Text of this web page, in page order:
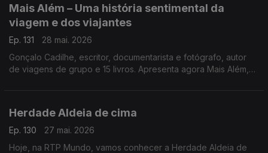
Mais Além – Uma história sentimental da
viagem e dos viajantes
Ep. 131
28 mai. 2026
Gonçalo Cadilhe, escritor, documentarista e fotógrafo, autor
de viagens de grupo e 15 livros. Apresenta agora Mais Além,
Herdade Aldeia de cima
Ep. 130
27 mai. 2026
Hoje, na RTP Mundo, vamos conhecer a Herdade Aldeia de